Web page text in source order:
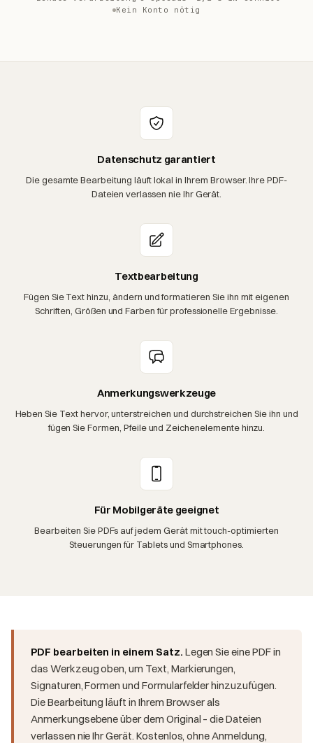
Kein Konto nötig
Datenschutz garantiert
Die gesamte Bearbeitung läuft lokal in Ihrem Browser. Ihre PDF-
Dateien verlassen nie Ihr Gerät.
Textbearbeitung
Fügen Sie Text hinzu, ändern und formatieren Sie ihn mit eigenen
Schriften, Größen und Farben für professionelle Ergebnisse.
Anmerkungswerkzeuge
Heben Sie Text hervor, unterstreichen und durchstreichen Sie ihn und
fügen Sie Formen, Pfeile und Zeichenelemente hinzu.
Für Mobilgeräte geeignet
Bearbeiten Sie PDFs auf jedem Gerät mit touch-optimierten
Steuerungen für Tablets und Smartphones.
PDF bearbeiten in einem Satz. Legen Sie eine PDF in
das Werkzeug oben, um Text, Markierungen,
Signaturen, Formen und Formularfelder hinzuzufügen.
Die Bearbeitung läuft in Ihrem Browser als
Anmerkungsebene über dem Original – die Dateien
verlassen nie Ihr Gerät. Kostenlos, ohne Anmeldung,